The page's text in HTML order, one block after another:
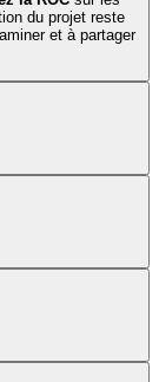
du projet reste
et à partager
dans desPDF
à chaque étape
les PDF et en
vos équipes,
ROC, aux